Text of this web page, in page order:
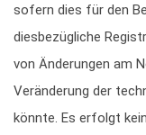
sofern dies für den
diesbezügliche
von Änderungen am
Veränderung der
könnte. Es erfolgt